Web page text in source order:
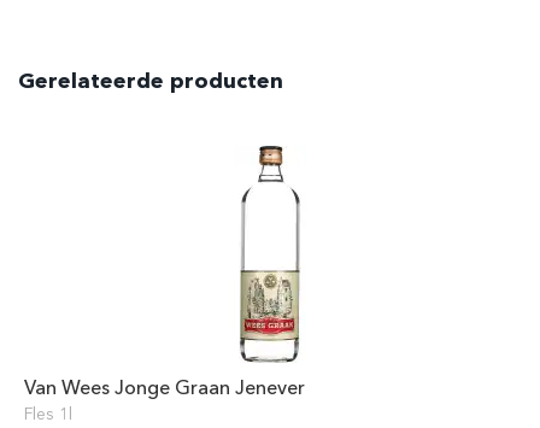
Gerelateerde producten
Van Wees Jonge Graan Jenever
Fles 1l